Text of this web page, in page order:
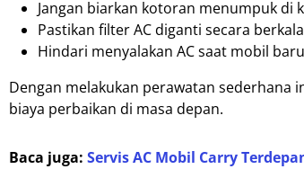
Jangan biarkan kotoran menumpuk di
Pastikan filter AC diganti secara
Hindari menyalakan AC saat mobil
Dengan melakukan perawatan sederhana
biaya perbaikan di masa depan.
Baca juga: Servis AC Mobil Carry